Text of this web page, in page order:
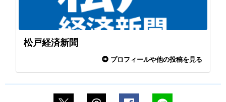
松戸経済新聞
プロフィールや他の投稿を見る